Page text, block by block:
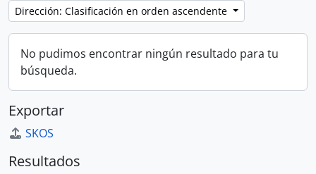
Dirección: Clasificación en orden ascendente
No pudimos encontrar ningún resultado para tu
búsqueda.
Exportar
SKOS
Resultados